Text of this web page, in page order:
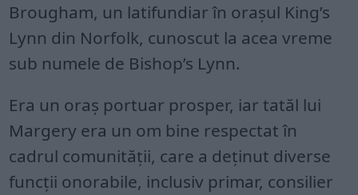
Brougham, un latifundiar în orașul King’s
Lynn din Norfolk, cunoscut la acea vreme
sub numele de Bishop’s Lynn.
Era un oraș portuar prosper, iar tatăl lui
Margery era un om bine respectat în
cadrul comunității, care a deținut diverse
funcții onorabile, inclusiv primar, consilier